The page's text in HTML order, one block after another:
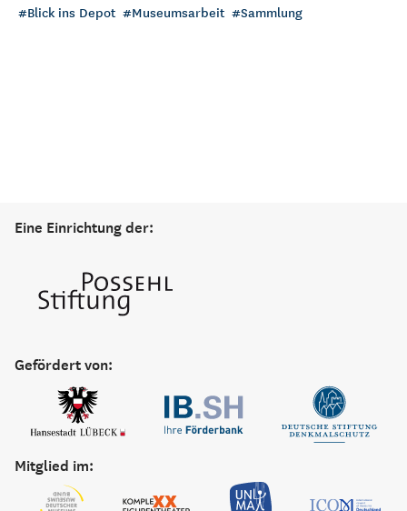
Blick ins Depot
Museumsarbeit Sammlung
Eine Einrichtung der:
Gefördert von:
Mitglied im: